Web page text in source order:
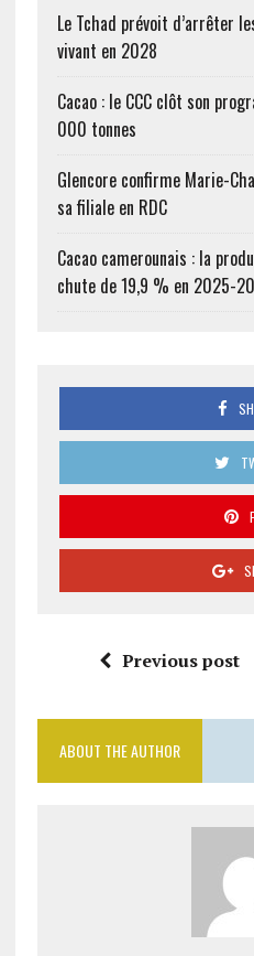
Le Tchad prévoit d’arrêter
vivant en 2028
Cacao : le CCC clôt son
000 tonnes
Glencore confirme Marie-
sa filiale en RDC
Cacao camerounais : la
chute de 19,9 % en 2025-
Previous post
ABOUT THE AUTHOR